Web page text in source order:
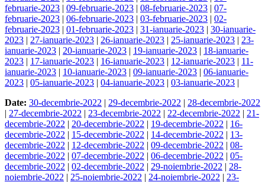
februarie-2023 | 09-februarie-2023 | 08-februarie-2023 | 07-
februarie-2023 | 06-februarie-2023 | 03-februarie-2023 | 02-
februarie-2023 | 01-februarie-2023 | 31-ianuarie-2023 | 30-ianuarie-
2023 | 27-ianuarie-2023 | 26-ianuarie-2023 | 25-ianuarie-2023 | 23-
ianuarie-2023 | 20-ianuarie-2023 | 19-ianuarie-2023 | 18-ianuarie-
2023 | 17-ianuarie-2023 | 16-ianuarie-2023 | 12-ianuarie-2023 | 11-
ianuarie-2023 | 10-ianuarie-2023 | 09-ianuarie-2023 | 06-ianuarie-
2023 | 05-ianuarie-2023 | 04-ianuarie-2023 | 03-ianuarie-2023 |
Date: 30-decembrie-2022 | 29-decembrie-2022 | 28-decembrie-2022
| 27-decembrie-2022 | 23-decembrie-2022 | 22-decembrie-2022 | 21-
decembrie-2022 | 20-decembrie-2022 | 19-decembrie-2022 | 16-
decembrie-2022 | 15-decembrie-2022 | 14-decembrie-2022 | 13-
decembrie-2022 | 12-decembrie-2022 | 09-decembrie-2022 | 08-
decembrie-2022 | 07-decembrie-2022 | 06-decembrie-2022 | 05-
decembrie-2022 | 02-decembrie-2022 | 29-noiembrie-2022 | 28-
noiembrie-2022 | 25-noiembrie-2022 | 24-noiembrie-2022 | 23-